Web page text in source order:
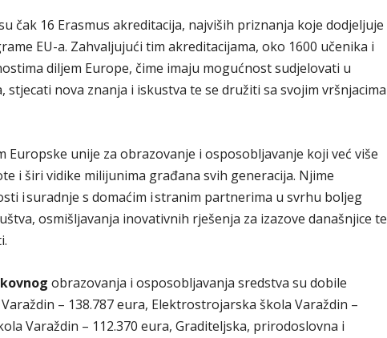
čak 16 Erasmus akreditacija, najviših priznanja koje dodjeljuje
EU-a. Zahvaljujući tim akreditacijama, oko 1600 učenika i
diljem Europe, čime imaju mogućnost sudjelovati u
nova znanja i iskustva te se družiti sa svojim vršnjacima
Europske unije za obrazovanje i osposobljavanje koji već više
i širi vidike milijunima građana svih generacija. Njime
i suradnje s domaćim i stranim partnerima u svrhu boljeg
osmišljavanja inovativnih rješenja za izazove današnjice te
obrazovanja i osposobljavanja sredstva su dobile
– 138.787 eura, Elektrostrojarska škola Varaždin –
Varaždin – 112.370 eura, Graditeljska, prirodoslovna i